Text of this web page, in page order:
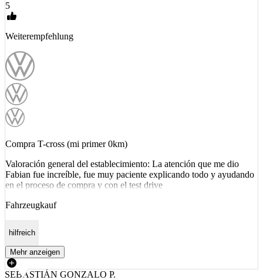
5
Weiterempfehlung
Compra T-cross (mi primer 0km)
Valoración general del establecimiento: La atención que me dio
Fabian fue increíble, fue muy paciente explicando todo y ayudando
en el proceso de compra y con el test drive
Fahrzeugkauf
hilfreich
Mehr anzeigen
SEBASTIÁN GONZALO P.